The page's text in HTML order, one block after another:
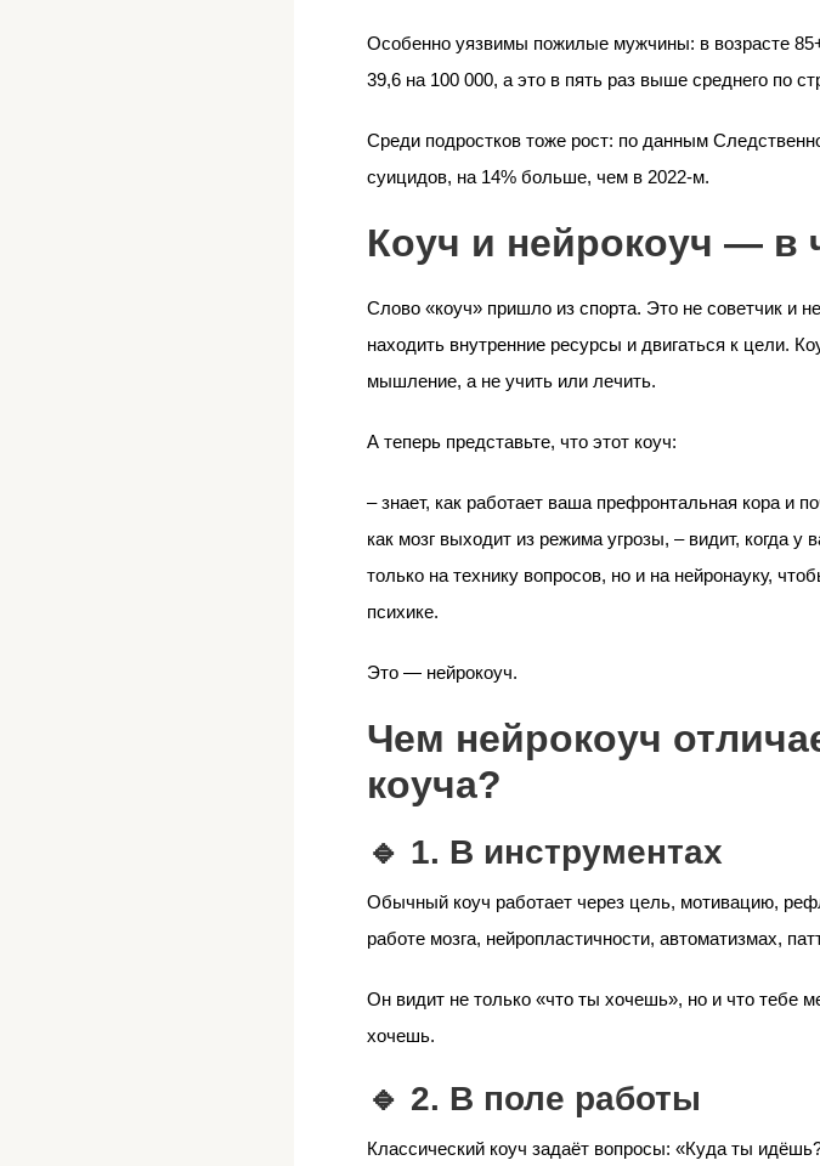
Особенно уязвимы пожилые мужчины: в возрасте
39,6 на 100 000, а это в пять раз выше среднего по
Среди подростков тоже рост: по данным
суицидов, на 14% больше, чем в 2022-м.
Коуч и нейрокоуч — в
Слово «коуч» пришло из спорта. Это не советчик и
находить внутренние ресурсы и двигаться к цели.
мышление, а не учить или лечить.
А теперь представьте, что этот коуч:
– знает, как работает ваша префронтальная кора и
как мозг выходит из режима угрозы, – видит, когда у
только на технику вопросов, но и на нейронауку,
психике.
Это — нейрокоуч.
Чем нейрокоуч
коуча?
🔹 1. В инструментах
Обычный коуч работает через цель, мотивацию,
работе мозга, нейропластичности, автоматизмах,
Он видит не только «что ты хочешь», но и что тебе
хочешь.
🔹 2. В поле работы
Классический коуч задаёт вопросы: «Куда ты